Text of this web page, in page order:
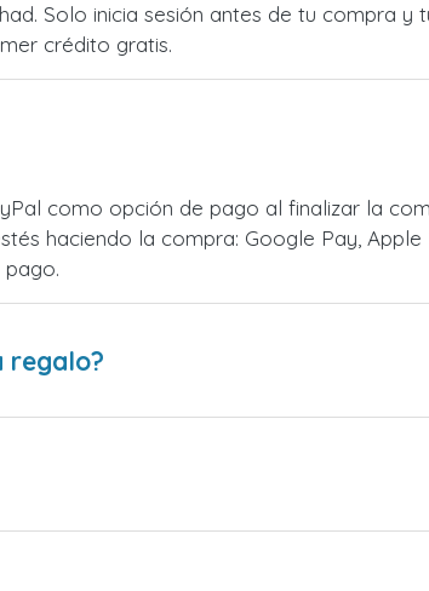
Solo inicia sesión antes de tu compra y
crédito gratis.
como opción de pago al finalizar la
haciendo la compra: Google Pay, Apple
regalo?